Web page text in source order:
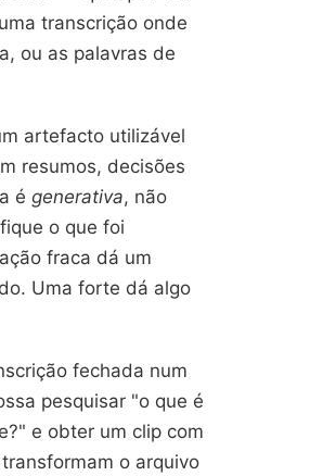
transcrição onde
ou as palavras de
artefacto utilizável
resumos, decisões
é generativa, não
o que foi
fraca dá um
Uma forte dá algo
fechada num
pesquisar "o que é
e obter um clip com
o arquivo